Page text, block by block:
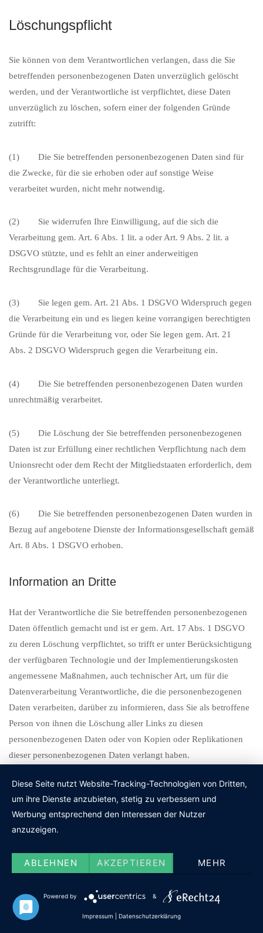
Löschungspflicht
Sie können von dem Verantwortlichen verlangen, dass die Sie
betreffenden personenbezogenen Daten unverzüglich gelöscht
werden, und der Verantwortliche ist verpflichtet, diese Daten
unverzüglich zu löschen, sofern einer der folgenden Gründe
zutrifft:
(1) Die Sie betreffenden personenbezogenen Daten sind für
die Zwecke, für die sie erhoben oder auf sonstige Weise
verarbeitet wurden, nicht mehr notwendig.
(2) Sie widerrufen Ihre Einwilligung, auf die sich die
Verarbeitung gem. Art. 6 Abs. 1 lit. a oder Art. 9 Abs. 2 lit. a
DSGVO stützte, und es fehlt an einer anderweitigen
Rechtsgrundlage für die Verarbeitung.
(3) Sie legen gem. Art. 21 Abs. 1 DSGVO Widerspruch gegen
die Verarbeitung ein und es liegen keine vorrangigen berechtigten
Gründe für die Verarbeitung vor, oder Sie legen gem. Art. 21
Abs. 2 DSGVO Widerspruch gegen die Verarbeitung ein.
(4) Die Sie betreffenden personenbezogenen Daten wurden
unrechtmäßig verarbeitet.
(5) Die Löschung der Sie betreffenden personenbezogenen
Daten ist zur Erfüllung einer rechtlichen Verpflichtung nach dem
Unionsrecht oder dem Recht der Mitgliedstaaten erforderlich, dem
der Verantwortliche unterliegt.
(6) Die Sie betreffenden personenbezogenen Daten wurden in
Bezug auf angebotene Dienste der Informationsgesellschaft gemäß
Art. 8 Abs. 1 DSGVO erhoben.
Information an Dritte
Hat der Verantwortliche die Sie betreffenden personenbezogenen
Daten öffentlich gemacht und ist er gem. Art. 17 Abs. 1 DSGVO
zu deren Löschung verpflichtet, so trifft er unter Berücksichtigung
der verfügbaren Technologie und der Implementierungskosten
angemessene Maßnahmen, auch technischer Art, um für die
Datenverarbeitung Verantwortliche, die die personenbezogenen
Daten verarbeiten, darüber zu informieren, dass Sie als betroffene
Person von ihnen die Löschung aller Links zu diesen
personenbezogenen Daten oder von Kopien oder Replikationen
dieser personenbezogenen Daten verlangt haben.
Ausnahmen
Das Recht auf Löschung besteht nicht, soweit die Verarbeitung
(1) zur Ausübung des Rechts auf freie Meinungsäußerung und
(2) zur Erfüllung einer rechtlichen Verpflichtung, die die
Diese Seite nutzt Website-Tracking-Technologien von Dritten,
um ihre Dienste anzubieten, stetig zu verbessern und
Werbung entsprechend den Interessen der Nutzer
anzuzeigen.
ABLEHNEN AKZEPTIEREN MEHR
Powered by &
Impressum Datenschutzerklärung